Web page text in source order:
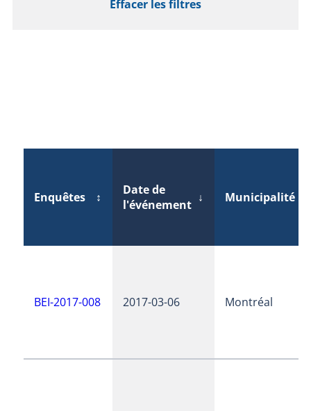
Effacer les filtres
Enquêtes ↕
Date de
l'événement ↓ Municipalité
BEI-2017-008 2017-03-06 Montréal